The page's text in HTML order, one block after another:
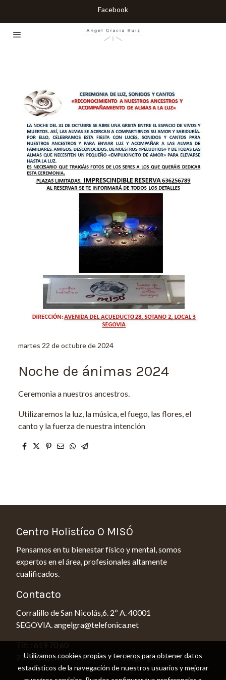
Facebook
martes 22 de octubre de 2024
Noche de ánimas 2024
Ceremonia a nuestros ancestros.
Utilizaremos la luz, la música, el fuego, las flores, el
canto y la fuerza de nuestra intención
Centro Holistíco O MISÓ
Pensamos en tu bienestar físico y mental, somos
expertos en el área, profesionales altamente
cualificados.
Contacto
Corralillo de San Nicolás,6. 2º A. 40001
SEGOVIA. angelgra@telefonica.net
23 https://www.facebook.com/angel.graciaruiz.73
Utilizamos cookies propias y terceros para obtener datos
estadísticos de la navegación de nuestros usuarios y mejorar